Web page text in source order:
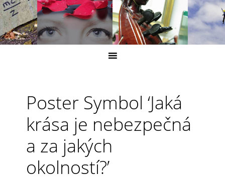
Poster Symbol ‘Jaká
krása je nebezpečná
a za jakých
okolností?’